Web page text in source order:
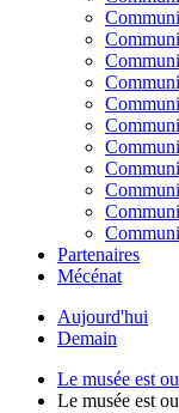
Partenaires
Mécénat
Aujourd'hui
Demain
Le musée est
Le musée est